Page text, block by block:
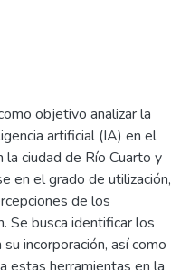
objetivo analizar la
artificial (IA) en el
ciudad de Río Cuarto y
en el grado de utilización,
de los
Se busca identificar los
incorporación, así como